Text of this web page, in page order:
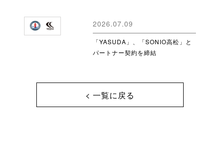
2026.07.09
「YASUDA」、「SONIO高松」と
パートナー契約を締結
< 一覧に戻る